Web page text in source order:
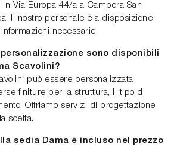
Via Europa 44/a a Campora San
Il nostro personale è a disposizione
necessarie.
sono disponibili
Scavolini?
può essere personalizzata
finiture per la struttura, il tipo di
Offriamo servizi di progettazione
scelta.
sedia Dama è incluso nel prezzo